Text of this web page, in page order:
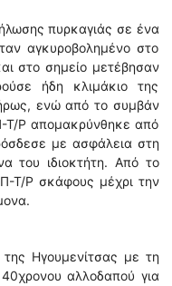
πυρκαγιάς σε ένα
αγκυροβολημένο στο
στο σημείο μετέβησαν
ήδη κλιμάκιο της
ενώ από το συμβάν
Τ/Ρ απομακρύνθηκε από
με ασφάλεια στη
του ιδιοκτήτη. Από το
Τ/Ρ σκάφους μέχρι την
Ηγουμενίτσας με τη
αλλοδαπού για